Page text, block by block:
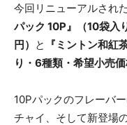
今回リニューアルされた
パック 10P』（10袋入
円） と
『ミントン和
り・6種類・希望小売
10Pパックのフレーバ
チャイ、そして新登場